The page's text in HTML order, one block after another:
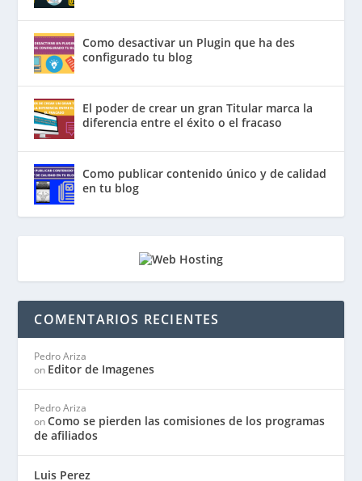
Como desactivar un Plugin que ha des
configurado tu blog
El poder de crear un gran Titular marca la
diferencia entre el éxito o el fracaso
Como publicar contenido único y de calidad
en tu blog
COMENTARIOS RECIENTES
Pedro Ariza
on Editor de Imagenes
Pedro Ariza
onComo se pierden las comisiones de los programas
de afiliados
Luis Perez